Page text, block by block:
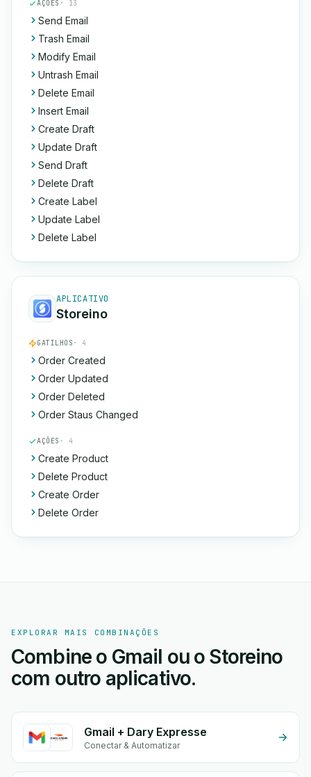
AÇÕES · 13
Send Email
Trash Email
Modify Email
Untrash Email
Delete Email
Insert Email
Create Draft
Update Draft
Send Draft
Delete Draft
Create Label
Update Label
Delete Label
APLICATIVO
Storeino
GATILHOS · 4
Order Created
Order Updated
Order Deleted
Order Staus Changed
AÇÕES · 4
Create Product
Delete Product
Create Order
Delete Order
EXPLORAR MAIS COMBINAÇÕES
Combine o Gmail ou o Storeino
com outro aplicativo.
Gmail + Dary Expresse
Conectar & Automatizar